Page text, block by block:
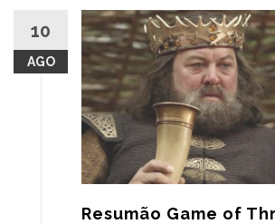
10
AGO
Resumão Game of